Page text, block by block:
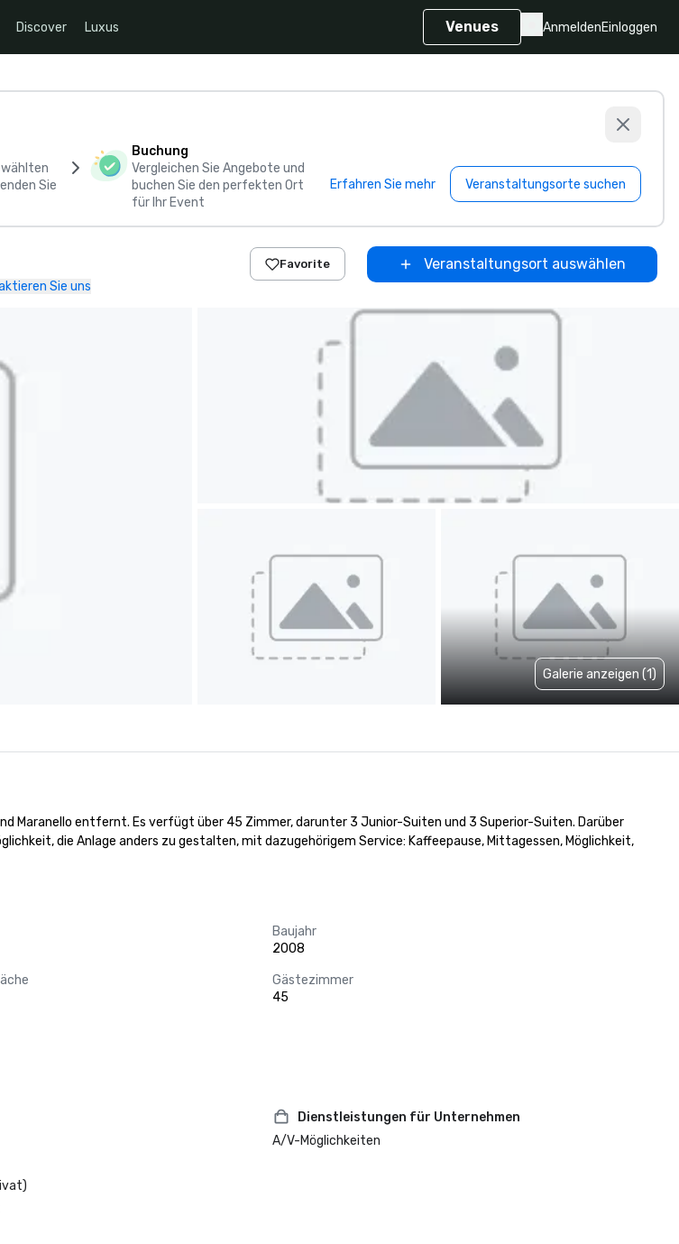
Discover Luxus Venues AnmeldenEinloggen
Sie
Buchung
Vergleichen Sie Angebote und
buchen Sie den perfekten Ort
für Ihr Event
Erfahren Sie mehr Veranstaltungsorte suchen
Sie uns
Favorite Veranstaltungsort auswählen
Galerie anzeigen (1)
Maranello entfernt. Es verfügt über 45 Zimmer, darunter 3 Junior-Suiten und 3 Superior-Suiten. Darüber
die Anlage anders zu gestalten, mit dazugehörigem Service: Kaffeepause, Mittagessen, Möglichkeit,
Baujahr
2008
Gästezimmer
45
Dienstleistungen für Unternehmen
A/V-Möglichkeiten